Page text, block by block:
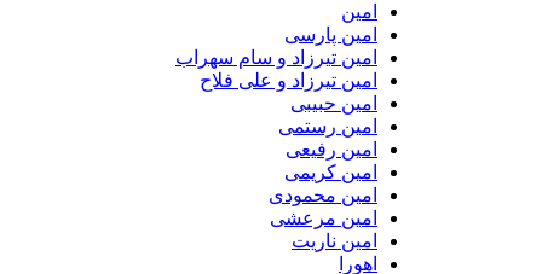
امین پارسی
امین تیرزاد و سام سهراب
امین تیرزاد و علی فلاح
امین حبیبی
امین رستمی
امین رفیعی
امین کریمی
امین محمودی
امین مرعشی
امین ناریت